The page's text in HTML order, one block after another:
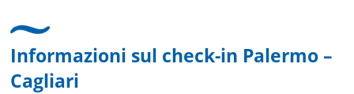
Informazioni sul check-in Palermo –
Cagliari